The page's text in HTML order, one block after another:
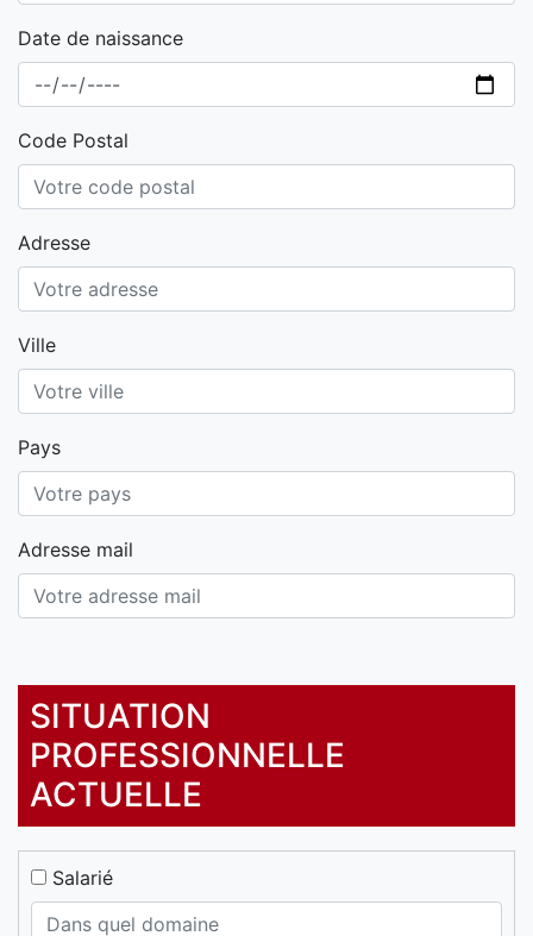
Date de naissance
Code Postal
Adresse
Ville
Pays
Adresse mail
SITUATION
PROFESSIONNELLE
ACTUELLE
Salarié